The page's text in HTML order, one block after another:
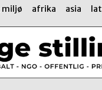
miljø afrika asia